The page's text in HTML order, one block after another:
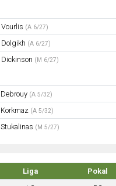
Vourlis (A 6/27)
Dolgikh (A 6/27)
Dickinson (M 6/27)
Debrouy (A 5/32)
Korkmaz (A 5/32)
Stukalinas (M 5/27)
Liga Pokal